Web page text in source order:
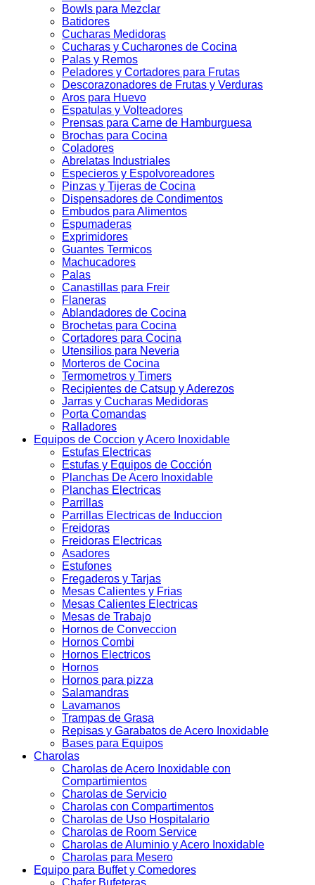
Bowls para Mezclar
Batidores
Cucharas Medidoras
Cucharas y Cucharones de Cocina
Palas y Remos
Peladores y Cortadores para Frutas
Descorazonadores de Frutas y Verduras
Aros para Huevo
Espatulas y Volteadores
Prensas para Carne de Hamburguesa
Brochas para Cocina
Coladores
Abrelatas Industriales
Especieros y Espolvoreadores
Pinzas y Tijeras de Cocina
Dispensadores de Condimentos
Embudos para Alimentos
Espumaderas
Exprimidores
Guantes Termicos
Machucadores
Palas
Canastillas para Freir
Flaneras
Ablandadores de Cocina
Brochetas para Cocina
Cortadores para Cocina
Utensilios para Neveria
Morteros de Cocina
Termometros y Timers
Recipientes de Catsup y Aderezos
Jarras y Cucharas Medidoras
Porta Comandas
Ralladores
Equipos de Coccion y Acero Inoxidable
Estufas Electricas
Estufas y Equipos de Cocción
Planchas De Acero Inoxidable
Planchas Electricas
Parrillas
Parrillas Electricas de Induccion
Freidoras
Freidoras Electricas
Asadores
Estufones
Fregaderos y Tarjas
Mesas Calientes y Frias
Mesas Calientes Electricas
Mesas de Trabajo
Hornos de Conveccion
Hornos Combi
Hornos Electricos
Hornos
Hornos para pizza
Salamandras
Lavamanos
Trampas de Grasa
Repisas y Garabatos de Acero Inoxidable
Bases para Equipos
Charolas
Charolas de Acero Inoxidable con
Compartimientos
Charolas de Servicio
Charolas con Compartimentos
Charolas de Uso Hospitalario
Charolas de Room Service
Charolas de Aluminio y Acero Inoxidable
Charolas para Mesero
Equipo para Buffet y Comedores
Chafer Bufeteras